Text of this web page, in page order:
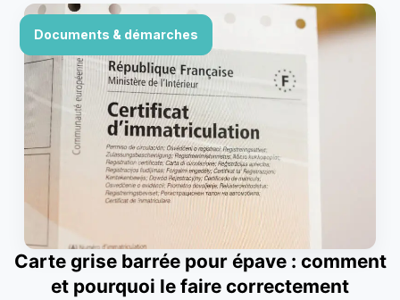
Documents & démarches
Carte grise barrée pour épave : comment
et pourquoi le faire correctement